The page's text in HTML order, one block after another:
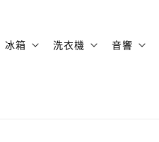
冰箱 洗衣機 音響